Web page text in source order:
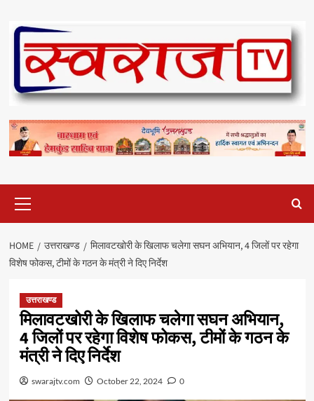
content
Menu
HOME उत्तराखण्ड
मिलावटखोरी के खिलाफ चलेगा सघन अभियान, 4 जिलों पर रहेगा
विशेष फोकस, टीमों के गठन के मंत्री ने दिए निर्देश
उत्तराखण्ड
मिलावटखोरी के खिलाफ चलेगा सघन अभियान,
4 जिलों पर रहेगा विशेष फोकस, टीमों के गठन के
मंत्री ने दिए निर्देश
swarajtv.com October 22, 2024 0